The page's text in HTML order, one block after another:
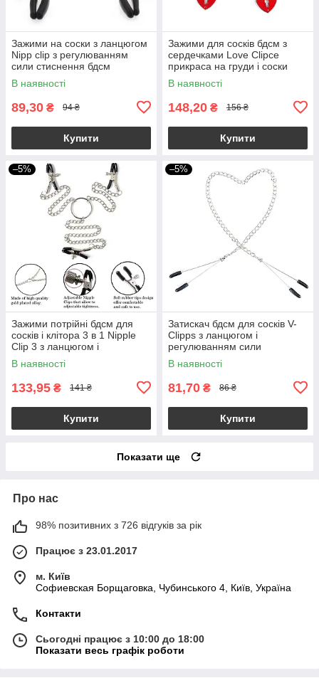
Зажими на соски з ланцюгом
Nipp clip з регулюванням
сили стиснення бдсм
В наявності
89,30 ₴ 94 ₴
Купити
Зажими для сосків бдсм з
сердечками Love Clipce
прикраса на груди і соски
В наявності
148,20 ₴ 156 ₴
Купити
–5%
Зажими потрійні бдсм для
сосків і клітора 3 в 1 Nipple
Clip 3 з ланцюгом і
регулюванням
В наявності
133,95 ₴ 141 ₴
Купити
–5%
Затискач бдсм для сосків V-
Clipps з ланцюгом і
регулюванням сили
зтискання
В наявності
81,70 ₴ 86 ₴
Купити
Показати ще
Про нас
98% позитивних з 726 відгуків за рік
Працює з 23.01.2017
м. Київ
Софиевская Борщаговка, Чубинського 4, Київ, Україна
Контакти
Сьогодні працює з 10:00 до 18:00
Показати весь графік роботи